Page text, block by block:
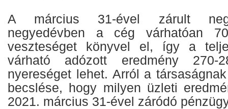
A március 31-ével zárult
negyedévben a cég várhatóan
veszteséget könyvel el, így a
várható adózott eredmény 270-
nyereséget lehet. Arról a
becslése, hogy milyen üzleti
2021. március 31-ével záródó